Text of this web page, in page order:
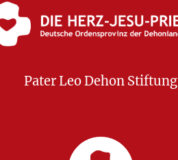
Pater Leo Dehon Stiftung